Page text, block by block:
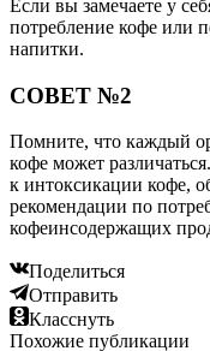
Если вы замечаете у
потребление кофе или
напитки.
СОВЕТ №2
Помните, что каждый
кофе может
к интоксикации кофе,
рекомендации по
кофеинсодержащих
Поделиться
Отправить
Класснуть
Похожие публикации